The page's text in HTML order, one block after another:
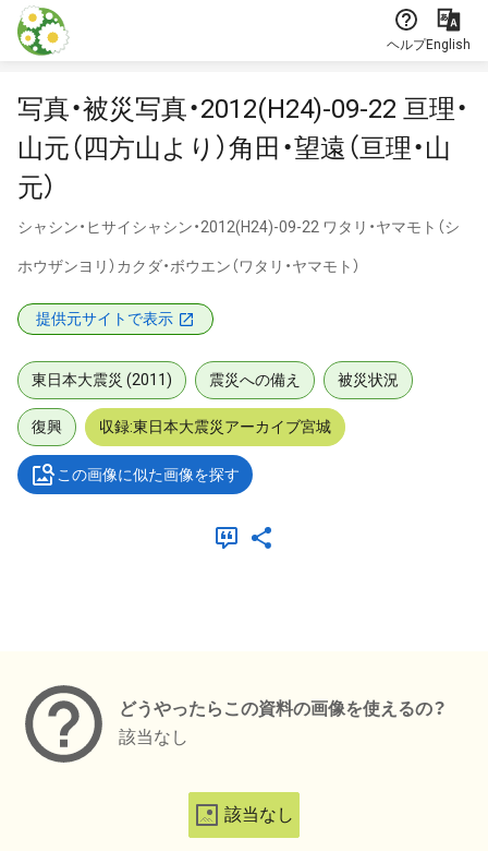
本文に飛ぶ
ヘルプEnglish
写真・被災写真・2012(H24)-09-22 亘理・
山元（四方山より）角田・望遠（亘理・山
元）
シャシン・ヒサイシャシン・2012(H24)-09-22 ワタリ・ヤマモト（シ
ホウザンヨリ）カクダ・ボウエン（ワタリ・ヤマモト）
提供元サイトで表示
東日本大震災 (2011) 震災への備え 被災状況
復興 収録:東日本大震災アーカイブ宮城
この画像に似た画像を探す
どうやったらこの資料の画像を使えるの？
該当なし
該当なし